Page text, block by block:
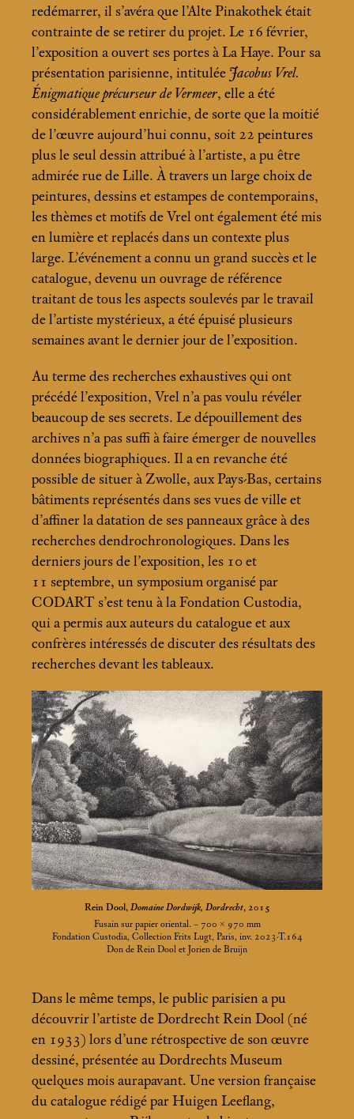
redémarrer, il s’avéra que l’Alte Pinakothek était
contrainte de se retirer du projet. Le 16 février,
l’exposition a ouvert ses portes à La Haye. Pour sa
présentation parisienne, intitulée Jacobus Vrel.
Énigmatique précurseur de Vermeer, elle a été
considérablement enrichie, de sorte que la moitié
de l’œuvre aujourd’hui connu, soit 22 peintures
plus le seul dessin attribué à l’artiste, a pu être
admirée rue de Lille. À travers un large choix de
peintures, dessins et estampes de contemporains,
les thèmes et motifs de Vrel ont également été mis
en lumière et replacés dans un contexte plus
large. L’événement a connu un grand succès et le
catalogue, devenu un ouvrage de référence
traitant de tous les aspects soulevés par le travail
de l’artiste mystérieux, a été épuisé plusieurs
semaines avant le dernier jour de l’exposition.
Au terme des recherches exhaustives qui ont
précédé l’exposition, Vrel n’a pas voulu révéler
beaucoup de ses secrets. Le dépouillement des
archives n’a pas suffi à faire émerger de nouvelles
données biographiques. Il a en revanche été
possible de situer à Zwolle, aux Pays-Bas, certains
bâtiments représentés dans ses vues de ville et
d’affiner la datation de ses panneaux grâce à des
recherches dendrochronologiques. Dans les
derniers jours de l’exposition, les 10 et
11 septembre, un symposium organisé par
CODART s’est tenu à la Fondation Custodia,
qui a permis aux auteurs du catalogue et aux
confrères intéressés de discuter des résultats des
recherches devant les tableaux.
Rein Dool, Domaine Dordwijk, Dordrecht, 2015
Fusain sur papier oriental. – 700 × 970 mm
Fondation Custodia, Collection Frits Lugt, Paris, inv. 2023-T.164
Don de Rein Dool et Jorien de Bruijn
Dans le même temps, le public parisien a pu
découvrir l’artiste de Dordrecht Rein Dool (né
en 1933) lors d’une rétrospective de son œuvre
dessiné, présentée au Dordrechts Museum
quelques mois aurapavant. Une version française
du catalogue rédigé par Huigen Leeflang,